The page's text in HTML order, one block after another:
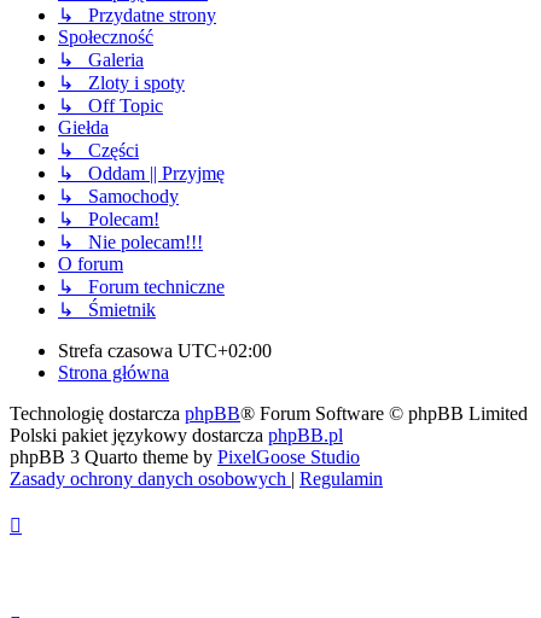
↳ Przydatne strony
Społeczność
↳ Galeria
↳ Zloty i spoty
↳ Off Topic
Giełda
↳ Części
↳ Oddam || Przyjmę
↳ Samochody
↳ Polecam!
↳ Nie polecam!!!
O forum
↳ Forum techniczne
↳ Śmietnik
Strefa czasowa UTC+02:00
Strona główna
Technologię dostarcza phpBB® Forum Software © phpBB Limited
Polski pakiet językowy dostarcza phpBB.pl
phpBB 3 Quarto theme by PixelGoose Studio
Zasady ochrony danych osobowych | Regulamin